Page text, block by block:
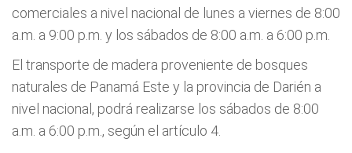
comerciales a nivel nacional de lunes a viernes de 8:00
a.m. a 9:00 p.m. y los sábados de 8:00 a.m. a 6:00 p.m.
El transporte de madera proveniente de bosques
naturales de Panamá Este y la provincia de Darién a
nivel nacional, podrá realizarse los sábados de 8:00
a.m. a 6:00 p.m., según el artículo 4.